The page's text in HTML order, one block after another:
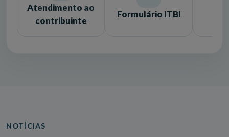
Atendimento ao
contribuinte
Formulário ITBI
NOTÍCIAS